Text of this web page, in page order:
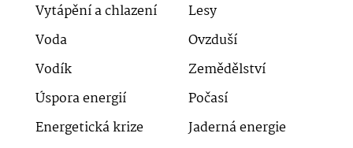
Vytápění a chlazení
Lesy
Voda
Ovzduší
Vodík
Zemědělství
Úspora energií
Počasí
Energetická krize
Jaderná energie